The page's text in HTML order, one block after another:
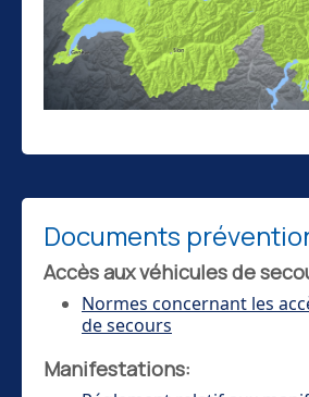
Documents
Accès aux véhicules de
Normes concernant les
de secours
Manifestations: